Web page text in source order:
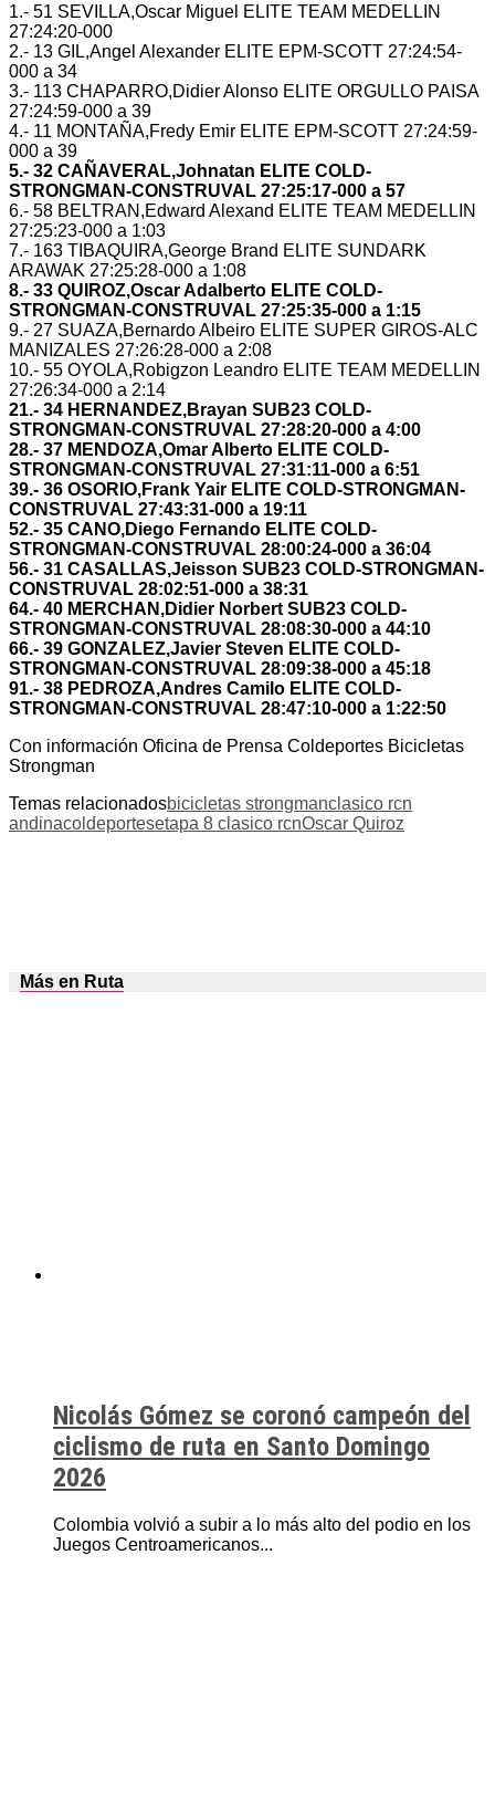
1.- 51 SEVILLA,Oscar Miguel ELITE TEAM MEDELLIN
27:24:20-000
2.- 13 GIL,Angel Alexander ELITE EPM-SCOTT 27:24:54-
000 a 34
3.- 113 CHAPARRO,Didier Alonso ELITE ORGULLO PAISA
27:24:59-000 a 39
4.- 11 MONTAÑA,Fredy Emir ELITE EPM-SCOTT 27:24:59-
000 a 39
5.- 32 CAÑAVERAL,Johnatan ELITE COLD-
STRONGMAN-CONSTRUVAL 27:25:17-000 a 57
6.- 58 BELTRAN,Edward Alexand ELITE TEAM MEDELLIN
27:25:23-000 a 1:03
7.- 163 TIBAQUIRA,George Brand ELITE SUNDARK
ARAWAK 27:25:28-000 a 1:08
8.- 33 QUIROZ,Oscar Adalberto ELITE COLD-
STRONGMAN-CONSTRUVAL 27:25:35-000 a 1:15
9.- 27 SUAZA,Bernardo Albeiro ELITE SUPER GIROS-ALC
MANIZALES 27:26:28-000 a 2:08
10.- 55 OYOLA,Robigzon Leandro ELITE TEAM MEDELLIN
27:26:34-000 a 2:14
21.- 34 HERNANDEZ,Brayan SUB23 COLD-
STRONGMAN-CONSTRUVAL 27:28:20-000 a 4:00
28.- 37 MENDOZA,Omar Alberto ELITE COLD-
STRONGMAN-CONSTRUVAL 27:31:11-000 a 6:51
39.- 36 OSORIO,Frank Yair ELITE COLD-STRONGMAN-
CONSTRUVAL 27:43:31-000 a 19:11
52.- 35 CANO,Diego Fernando ELITE COLD-
STRONGMAN-CONSTRUVAL 28:00:24-000 a 36:04
56.- 31 CASALLAS,Jeisson SUB23 COLD-STRONGMAN-
CONSTRUVAL 28:02:51-000 a 38:31
64.- 40 MERCHAN,Didier Norbert SUB23 COLD-
STRONGMAN-CONSTRUVAL 28:08:30-000 a 44:10
66.- 39 GONZALEZ,Javier Steven ELITE COLD-
STRONGMAN-CONSTRUVAL 28:09:38-000 a 45:18
91.- 38 PEDROZA,Andres Camilo ELITE COLD-
STRONGMAN-CONSTRUVAL 28:47:10-000 a 1:22:50
Con información Oficina de Prensa Coldeportes Bicicletas
Strongman
Temas relacionadosbicicletas strongmanclasico rcn
andinacoldeportesetapa 8 clasico rcnOscar Quiroz
Más en Ruta
Nicolás Gómez se coronó campeón del
ciclismo de ruta en Santo Domingo
2026
Colombia volvió a subir a lo más alto del podio en los
Juegos Centroamericanos...